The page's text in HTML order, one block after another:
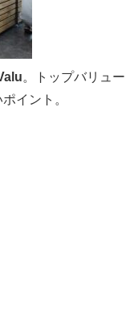
。トップバリュー
イント。